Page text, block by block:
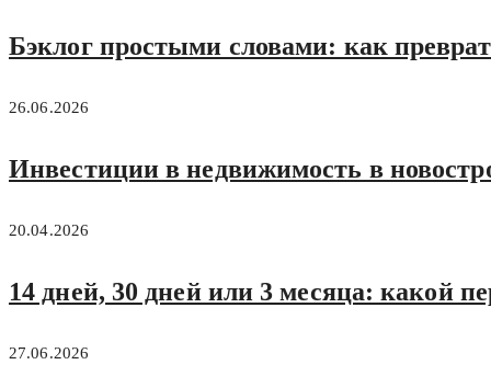
Бэклог простыми словами: как
26.06.2026
Инвестиции в недвижимость в
20.04.2026
14 дней, 30 дней или 3 месяца: какой
27.06.2026